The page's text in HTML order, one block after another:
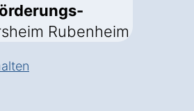
Rubenheim